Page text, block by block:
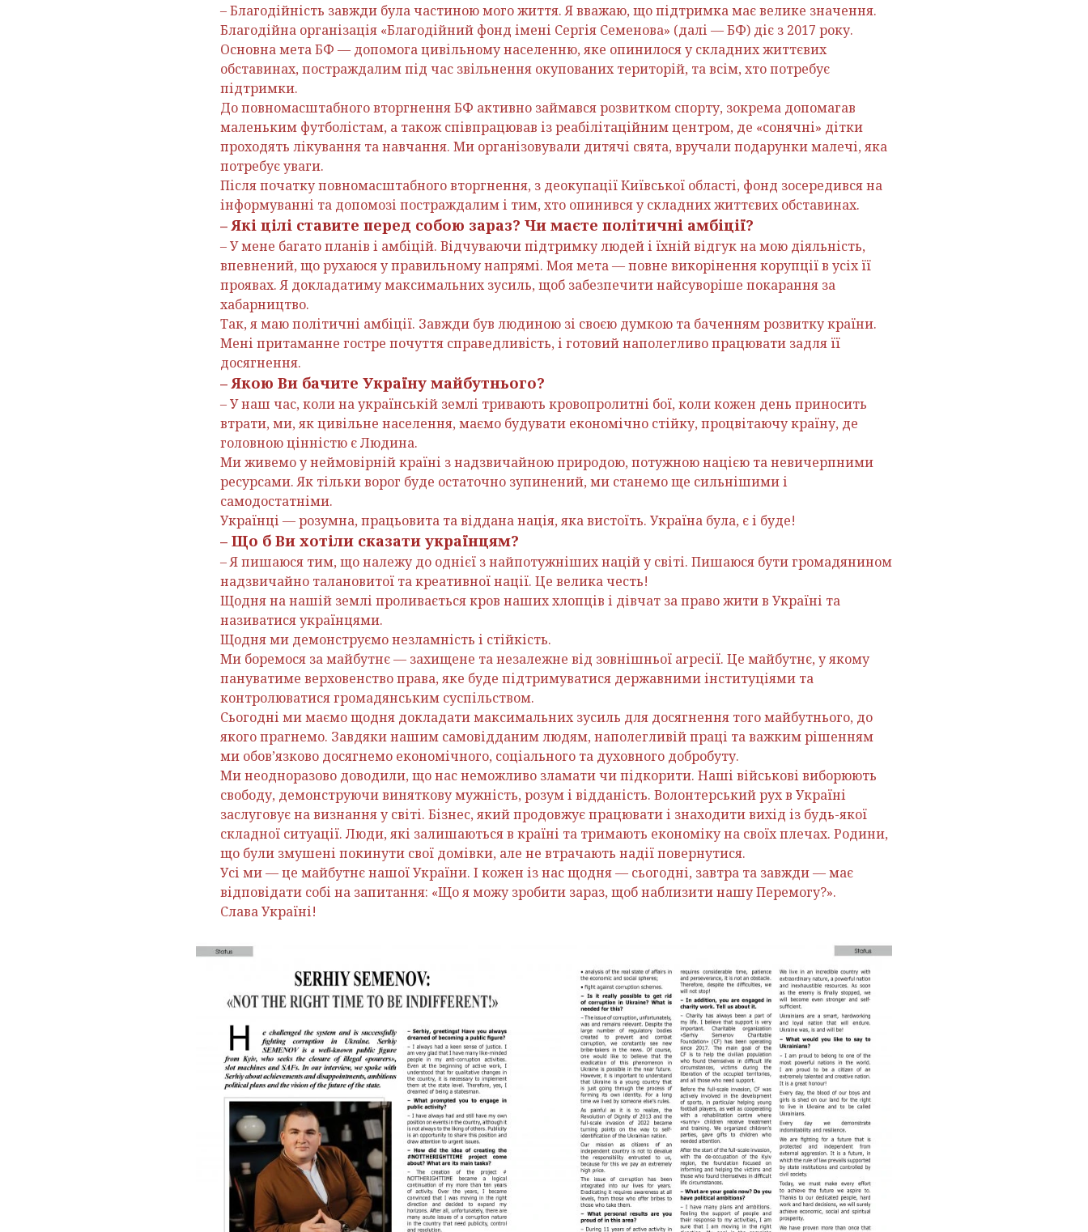
– Благодійність завжди була частиною мого життя. Я вважаю, що підтримка має велике значення.
Благодійна організація «Благодійний фонд імені Сергія Семенова» (далі — БФ) діє з 2017 року.
Основна мета БФ — допомога цивільному населенню, яке опинилося у складних життєвих
обставинах, постраждалим під час звільнення окупованих територій, та всім, хто потребує
підтримки.
До повномасштабного вторгнення БФ активно займався розвитком спорту, зокрема допомагав
маленьким футболістам, а також співпрацював із реабілітаційним центром, де «сонячні» дітки
проходять лікування та навчання. Ми організовували дитячі свята, вручали подарунки малечі, яка
потребує уваги.
Після початку повномасштабного вторгнення, з деокупації Київської області, фонд зосередився на
інформуванні та допомозі постраждалим і тим, хто опинився у складних життєвих обставинах.
– Які цілі ставите перед собою зараз? Чи маєте політичні амбіції?
– У мене багато планів і амбіцій. Відчуваючи підтримку людей і їхній відгук на мою діяльність,
впевнений, що рухаюся у правильному напрямі. Моя мета — повне викорінення корупції в усіх її
проявах. Я докладатиму максимальних зусиль, щоб забезпечити найсуворіше покарання за
хабарництво.
Так, я маю політичні амбіції. Завжди був людиною зі своєю думкою та баченням розвитку країни.
Мені притаманне гостре почуття справедливість, і готовий наполегливо працювати задля її
досягнення.
– Якою Ви бачите Україну майбутнього?
– У наш час, коли на українській землі тривають кровопролитні бої, коли кожен день приносить
втрати, ми, як цивільне населення, маємо будувати економічно стійку, процвітаючу країну, де
головною цінністю є Людина.
Ми живемо у неймовірній країні з надзвичайною природою, потужною нацією та невичерпними
ресурсами. Як тільки ворог буде остаточно зупинений, ми станемо ще сильнішими і
самодостатніми.
Українці — розумна, працьовита та віддана нація, яка вистоїть. Україна була, є і буде!
– Що б Ви хотіли сказати українцям?
– Я пишаюся тим, що належу до однієї з найпотужніших націй у світі. Пишаюся бути громадянином
надзвичайно талановитої та креативної нації. Це велика честь!
Щодня на нашій землі проливається кров наших хлопців і дівчат за право жити в Україні та
називатися українцями.
Щодня ми демонструємо незламність і стійкість.
Ми боремося за майбутнє — захищене та незалежне від зовнішньої агресії. Це майбутнє, у якому
пануватиме верховенство права, яке буде підтримуватися державними інституціями та
контролюватися громадянським суспільством.
Сьогодні ми маємо щодня докладати максимальних зусиль для досягнення того майбутнього, до
якого прагнемо. Завдяки нашим самовідданим людям, наполегливій праці та важким рішенням
ми обов’язково досягнемо економічного, соціального та духовного добробуту.
Ми неодноразово доводили, що нас неможливо зламати чи підкорити. Наші військові виборюють
свободу, демонструючи виняткову мужність, розум і відданість. Волонтерський рух в Україні
заслуговує на визнання у світі. Бізнес, який продовжує працювати і знаходити вихід із будь-якої
складної ситуації. Люди, які залишаються в країні та тримають економіку на своїх плечах. Родини,
що були змушені покинути свої домівки, але не втрачають надії повернутися.
Усі ми — це майбутнє нашої України. І кожен із нас щодня — сьогодні, завтра та завжди — має
відповідати собі на запитання: «Що я можу зробити зараз, щоб наблизити нашу Перемогу?».
Слава Україні!